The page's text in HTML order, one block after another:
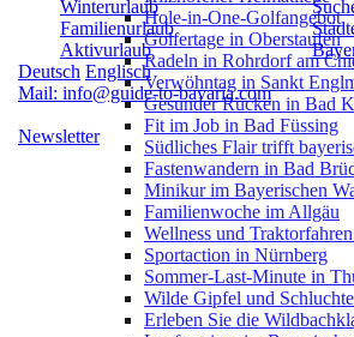
Winterurlaub
Familienurlaub
Aktivurlaub
Deutsch Englisch
Mail: info@guide-to-bavaria.com
Newsletter
Hole-in-One-Golfangebot
Golfertage in Oberstaufen
Radeln in Rohrdorf am
Verwöhntag in Sankt
Gesunder Rücken in Bad
Fit im Job in Bad Füssing
Südliches Flair trifft
Fastenwandern in Bad
Minikur im Bayerischen
Familienwoche im Allgäu
Wellness und
Sportaction in Nürnberg
Sommer-Last-Minute in
Wilde Gipfel und
Erleben Sie die